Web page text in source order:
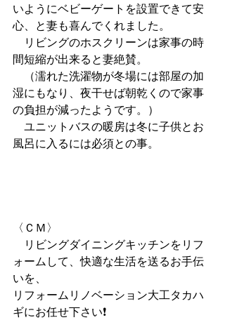
いようにベビーゲートを設置できて安
心、と妻も喜んでくれました。
リビングのホスクリーンは家事の時
間短縮が出来ると妻絶賛。
（濡れた洗濯物が冬場には部屋の加
湿にもなり、夜干せば朝乾くので家事
の負担が減ったようです。）
ユニットバスの暖房は冬に子供とお
風呂に入るには必須との事。
〈ＣＭ〉
リビングダイニングキッチンをリフ
ォームして、快適な生活を送るお手伝
いを、
リフォームリノベーション大工タカハ
ギにお任せ下さい❗️